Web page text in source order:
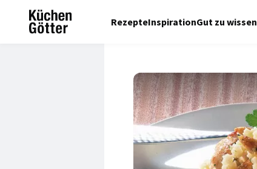
RezepteInspirationGut zu wissen